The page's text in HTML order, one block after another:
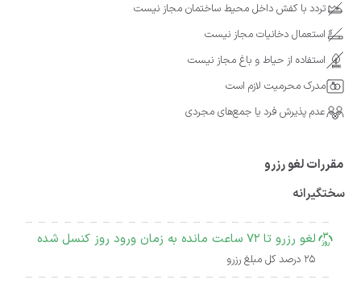
تردد با کفش داخل محیط ساختمان مجاز نیست
استعمال دخانیات مجاز نیست
استفاده از حیاط و باغ مجاز نیست
مدرک محرمیت لازم است
عدم پذیرش فرد یا جمع‌های مجردی
مقررات لغو رزرو
سختگیرانه
لغو رزرو تا 72 ساعت مانده به زمان ورود روز کنسل شده
25 درصد کل مبلغ رزرو